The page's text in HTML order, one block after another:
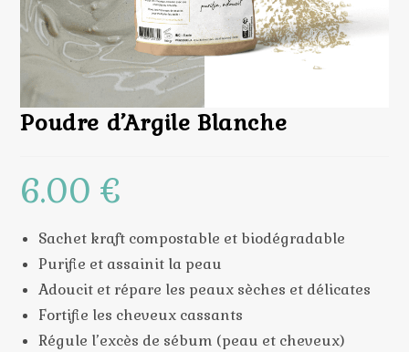
Poudre d’Argile Blanche
6.00€
Sachet kraft compostable et biodégradable
Purifie et assainit la peau
Adoucit et répare les peaux sèches et délicates
Fortifie les cheveux cassants
Régule l’excès de sébum (peau et cheveux)